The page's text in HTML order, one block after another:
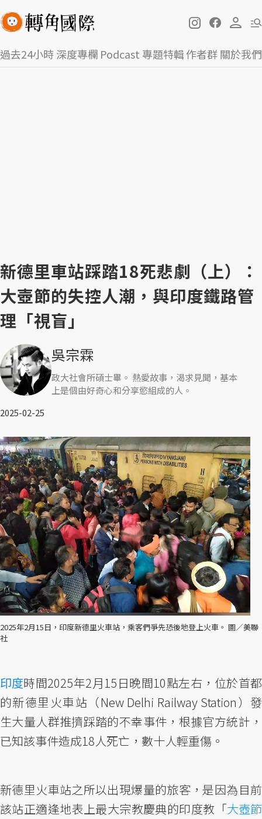
過去24小時深度專欄 Podcast 專題特輯作者群關於我們
新德里車站踩踏18死悲劇（上）：
大壺節的失控人潮，與印度鐵路管
理「視盲」
吳宗霖
政大社會所碩士畢。 熱愛故事，渴求見聞，基本
上是個由好奇心和分享慾組成的人。
2025-02-25
2025年2月15日，印度新德里火車站，乘客們爭先恐後地登上火車。 圖／美聯
社
印度時間2025年2月15日晚間10點左右，位於首都
的新德里火車站（New Delhi Railway Station）發
生大量人群推擠踩踏的不幸事件，根據官方統計，
已知該事件造成18人死亡，數十人輕重傷。
新德里火車站之所以出現爆量的旅客，是因為目前
該站正適逢地表上最大宗教慶典的印度教「大壺節